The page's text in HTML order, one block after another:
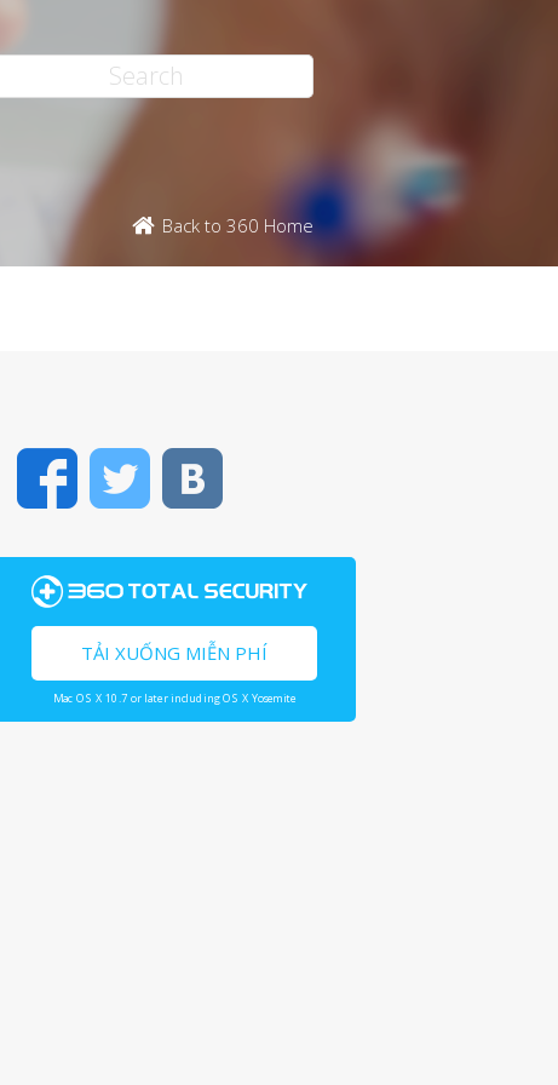
Back to 360 Home
FacebookTwitter
TẢI XUỐNG MIỄN PHÍ
Mac OS X 10.7 or later including OS X Yosemite